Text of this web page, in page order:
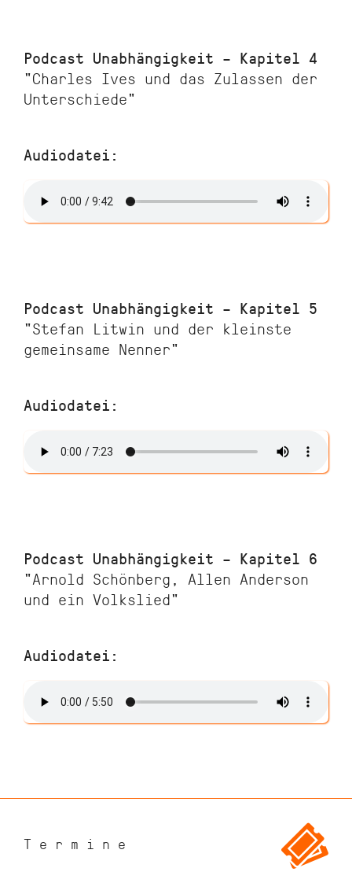
Podcast Unabhängigkeit – Kapitel 4
"Charles Ives und das Zulassen der
Unterschiede"
Audiodatei:
Podcast Unabhängigkeit – Kapitel 5
"Stefan Litwin und der kleinste
gemeinsame Nenner"
Audiodatei:
Podcast Unabhängigkeit – Kapitel 6
"Arnold Schönberg, Allen Anderson
und ein Volkslied"
Audiodatei:
Termine